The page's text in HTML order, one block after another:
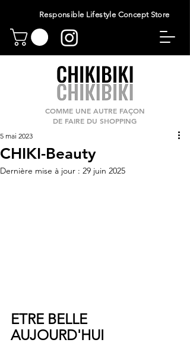
Responsible Lifestyle Concept Store
COMME UNE AUTRE FAÇON
DE FAIRE DU SHOPPING
CHIKI-Beauty
5 mai 2023
Dernière mise à jour : 29 juin 2025
ETRE BELLE
AUJOURD'HUI